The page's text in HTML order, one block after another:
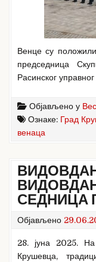
Венце су
председница
Расинског
Објављено у
Ознаке: Град
венаца
ВИДОВДАН
СЕДНИЦА
Објављено
28. јуна 2025. На
Крушевца,